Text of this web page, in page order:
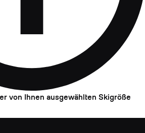
von Ihnen ausgewählten Skigröße